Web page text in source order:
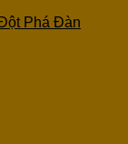
Phá Đàn